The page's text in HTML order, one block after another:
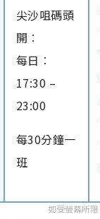
尖沙咀碼頭
開︰
每日︰
17:30 –
23:00
每30分鐘一
班